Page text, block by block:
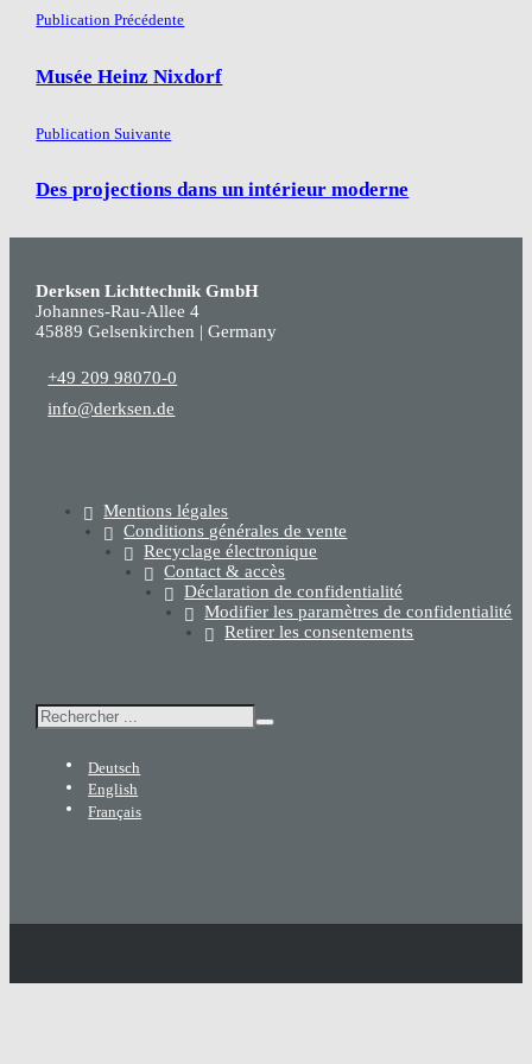
Publication Précédente
Musée Heinz Nixdorf
Publication Suivante
Des projections dans un intérieur moderne
Derksen Lichttechnik GmbH
Johannes-Rau-Allee 4
45889 Gelsenkirchen | Germany
+49 209 98070-0
info@derksen.de
Mentions légales
Conditions générales de vente
Recyclage électronique
Contact & accès
Déclaration de confidentialité
Modifier les paramètres de confidentialité
Retirer les consentements
Rechercher
Deutsch
English
Français